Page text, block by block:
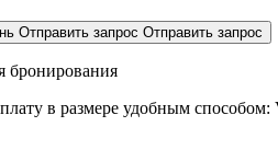
Отправить запрос Отправить запрос
бронирования
в размере удобным способом: